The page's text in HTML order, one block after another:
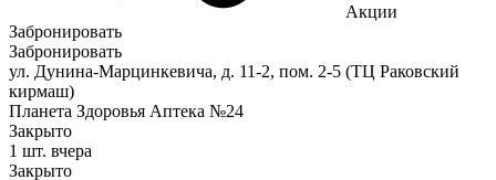
Акции
Забронировать
Забронировать
ул. Дунина-Марцинкевича, д. 11-2, пом. 2-5 (ТЦ Раковский
кирмаш)
Планета Здоровья Аптека №24
Закрыто
1 шт. вчера
Закрыто